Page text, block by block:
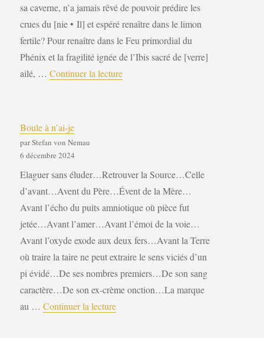
sa caverne, n’a jamais rêvé de pouvoir prédire les
crues du [nie • Il] et espéré renaître dans le limon
fertile? Pour renaître dans le Feu primordial du
Phénix et la fragilité ignée de l’Ibis sacré de [verre]
ailé, …Continuer la lecturede « La quête de l’Ibis Vert »
Boule à n’ai-je
par Stefan von Nemau
6 décembre 2024
Elaguer sans éluder…Retrouver la Source…Celle
d’avant…Avent du Père…Évent de la Mère…
Avant l’écho du puits amniotique où pièce fut
jetée…Avant l’amer…Avant l’émoi de la voie…
Avant l’oxyde exode aux deux fers…Avant la Terre
où traire la taire ne peut extraire le sens viciés d’un
pi évidé…De ses nombres premiers…De son sang
caractère…De son ex-crème onction…La marque
au …Continuer la lecturede « Boule à n’ai-je »